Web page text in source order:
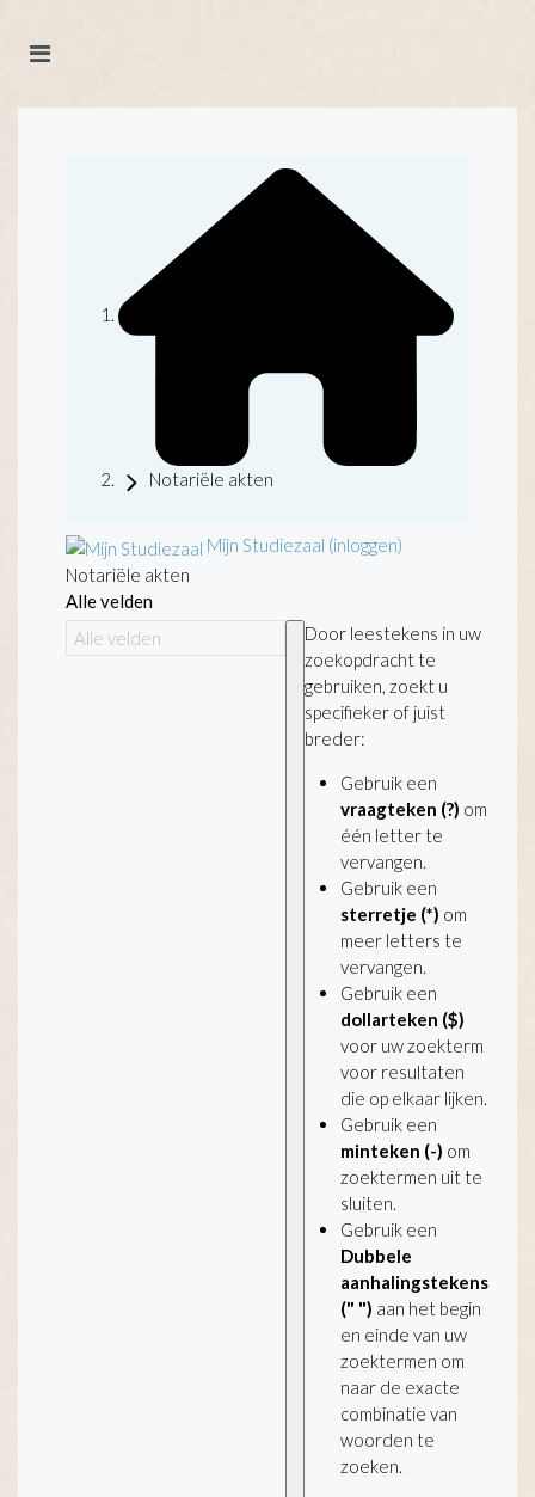
Notariële akten
Mijn Studiezaal (inloggen)
Notariële akten
Alle velden
Door leestekens in uw
zoekopdracht te
gebruiken, zoekt u
specifieker of juist
breder:
Gebruik een
vraagteken (?) om
één letter te
vervangen.
Gebruik een
sterretje (*) om
meer letters te
vervangen.
Gebruik een
dollarteken ($)
voor uw zoekterm
voor resultaten
die op elkaar lijken.
Gebruik een
minteken (-) om
zoektermen uit te
sluiten.
Gebruik een
Dubbele
aanhalingstekens
(" ") aan het begin
en einde van uw
zoektermen om
naar de exacte
combinatie van
woorden te
zoeken.